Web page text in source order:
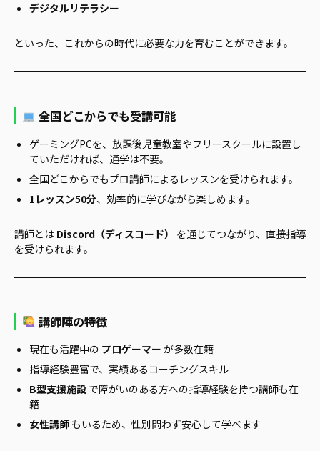
デジタルリテラシー
といった、これからの時代に必要な力を育むことができます。
全国どこからでも受講可能
ゲーミングPCを、放課後児童教室やフリースクールに設置し
ていただければ、通学は不要。
全国どこからでもプロ講師によるレッスンを受けられます。
1レッスン50分、効率的に学びながら楽しめます。
講師とは Discord（ディスコード）
を通じてつながり、直接指導
を受けられます。
講師陣の特徴
現在も活躍中の プロゲーマー が多数在籍
指導経験豊富で、実績あるコーチングスキル
B型支援施設 で障がいのある方への指導経験を持つ講師も在
籍
女性講師 もいるため、性別問わず安心して学べます